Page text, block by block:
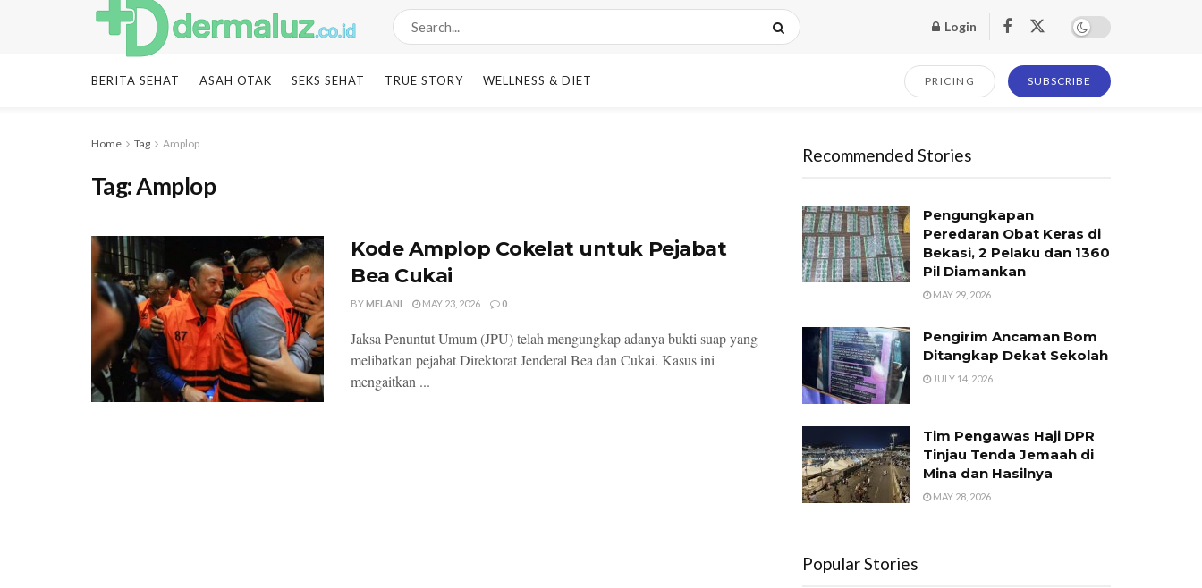
Login
BERITA SEHAT ASAH OTAK SEKS SEHAT TRUE STORY WELLNESS & DIET PRICING SUBSCRIBE
Home Tag Amplop
Tag:Amplop
Kode Amplop Cokelat untuk Pejabat
Bea Cukai
BYMELANI MAY 23, 2026 0
Jaksa Penuntut Umum (JPU) telah mengungkap adanya bukti suap yang
melibatkan pejabat Direktorat Jenderal Bea dan Cukai. Kasus ini
mengaitkan ...
Recommended Stories
Pengungkapan
Peredaran Obat Keras di
Bekasi, 2 Pelaku dan 1360
Pil Diamankan
MAY 29, 2026
Pengirim Ancaman Bom
Ditangkap Dekat Sekolah
JULY 14, 2026
Tim Pengawas Haji DPR
Tinjau Tenda Jemaah di
Mina dan Hasilnya
MAY 28, 2026
Popular Stories